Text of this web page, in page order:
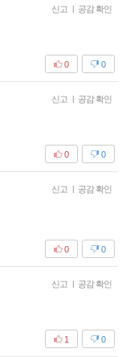
신고 공감 확인
0
0
신고 공감 확인
0
0
신고 공감 확인
0
0
신고 공감 확인
0
1